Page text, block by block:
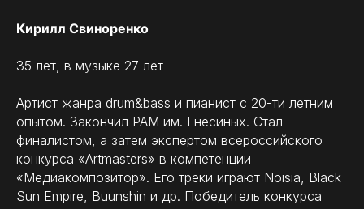
Кирилл Свиноренко
35 лет, в музыке 27 лет
Артист жанра drum&bass и пианист с 20-ти летним
опытом. Закончил РАМ им. Гнесиных. Стал
финалистом, а затем экспертом всероссийского
конкурса «Artmasters» в компетенции
«Медиакомпозитор». Его треки играют Noisia, Black
Sun Empire, Buunshin и др. Победитель конкурса
Rillium-Track
01
Rillium -Track
0:00 /0:00